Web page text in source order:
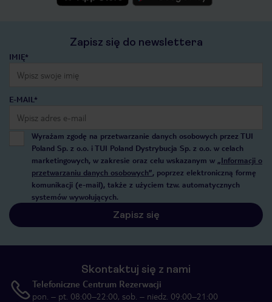
Zapisz się do newslettera
IMIĘ*
E-MAIL*
Wyrażam zgodę na przetwarzanie danych osobowych przez TUI
Poland Sp. z o.o. i TUI Poland Dystrybucja Sp. z o.o. w celach
marketingowych, w zakresie oraz celu wskazanym w „Informacji o
przetwarzaniu danych osobowych”, poprzez elektroniczną formę
komunikacji (e-mail), także z użyciem tzw. automatycznych
systemów wywołujących.
Zapisz się
Skontaktuj się z nami
Telefoniczne Centrum Rezerwacji
pon. – pt. 08:00–22:00, sob. – niedz. 09:00–21:00